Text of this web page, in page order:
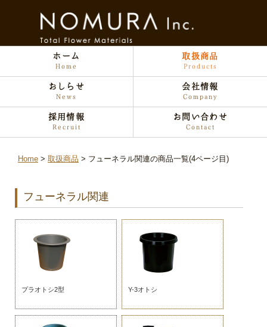
ホーム
Home
取扱商品
Products
おしらせ
News
会社情報
Company
採用情報
Recruit
お問い合わせ
Contact
Home 取扱商品 フューネラル関連の商品一覧(4ページ目)
フューネラル関連
プラオトシ2型 Y-3オトシ